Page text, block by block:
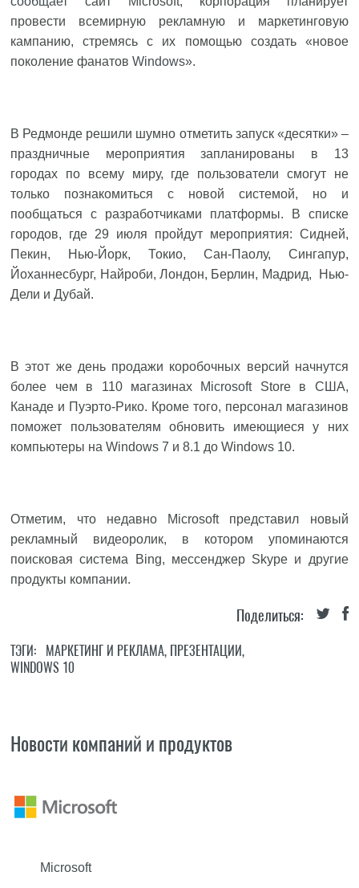
провести всемирную рекламную и маркетинговую
кампанию, стремясь с их помощью создать «новое
поколение фанатовWindows».
В Редмонде решили шумно отметить запуск «десятки» –
праздничные мероприятия запланированы в 13
городах по всему миру, где пользователи смогут не
только познакомиться с новой системой, но и
пообщаться с разработчиками платформы. В списке
городов, где 29 июля пройдут мероприятия: Сидней,
Пекин, Нью-Йорк, Токио, Сан-Паолу, Сингапур,
Йоханнесбург, Найроби, Лондон, Берлин, Мадрид, Нью-
Дели и Дубай.
В этот же день продажи коробочных версий начнутся
более чем в 110 магазинах MicrosoftStore в США,
Канаде и Пуэрто-Рико. Кроме того, персонал магазинов
поможет пользователям обновить имеющиеся у них
компьютеры на Windows 7 и 8.1 до Windows 10.
Отметим, что недавно Microsoft представил новый
рекламный видеоролик, в котором упоминаются
поисковая система Bing, мессенджер Skype и другие
продукты компании.
Поделиться:
ТЭГИ: МАРКЕТИНГ И РЕКЛАМА, ПРЕЗЕНТАЦИИ,
WINDOWS 10
Новости компаний и продуктов
Microsoft